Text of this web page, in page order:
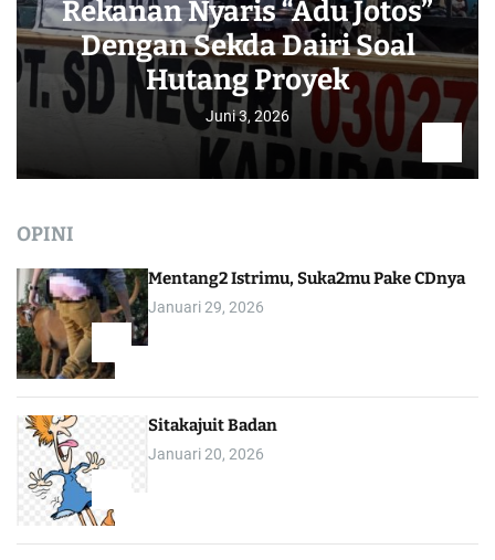
Rekanan Nyaris “Adu Jotos”
Dengan Sekda Dairi Soal
Hutang Proyek
Juni 3, 2026
OPINI
Mentang2 Istrimu, Suka2mu Pake CDnya
Januari 29, 2026
Sitakajuit Badan
Januari 20, 2026